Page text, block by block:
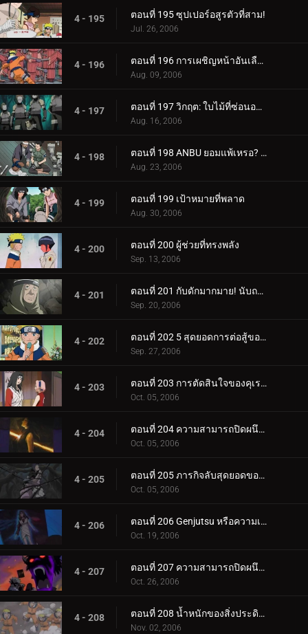
4 - 195 ตอนที่ 195 ซุปเปอร์อสูรตัวที่สาม!
Jul. 26, 2006
4 - 196 ตอนที่ 196 การเผชิญหน้าอันเลือดร้อน: นักเรียนกับอาจารย์
Aug. 09, 2006
4 - 197 ตอนที่ 197 วิกฤต: ใบไม้ที่ซ่อนอยู่ 11 รวมพล!
Aug. 16, 2006
4 - 198 ตอนที่ 198 ANBU ยอมแพ้เหรอ? ความทรงจำของนารูโตะ
Aug. 23, 2006
4 - 199 ตอนที่ 199 เป้าหมายที่พลาด
Aug. 30, 2006
4 - 200 ตอนที่ 200 ผู้ช่วยที่ทรงพลัง
Sep. 13, 2006
4 - 201 ตอนที่ 201 กับดักมากมาย! นับถอยหลังสู่การทำลายล้าง
Sep. 20, 2006
4 - 202 ตอนที่ 202 5 สุดยอดการต่อสู้ของนินจา!
Sep. 27, 2006
4 - 203 ตอนที่ 203 การตัดสินใจของคุเรไน: หน่วยที่ 8 ที่ถูกทิ้งไว้เบื้องหลัง
Oct. 05, 2006
4 - 204 ตอนที่ 204 ความสามารถปิดผนึกของยาคุโมะ
Oct. 05, 2006
4 - 205 ตอนที่ 205 ภารกิจลับสุดยอดของคุเรไน: คำสัญญากับโฮคาเงะรุ่นที่ 3
Oct. 05, 2006
4 - 206 ตอนที่ 206 Genjutsu หรือความเป็นจริง?
Oct. 19, 2006
4 - 207 ตอนที่ 207 ความสามารถปิดผนึกที่ควรจะเป็น
Oct. 26, 2006
4 - 208 ตอนที่ 208 น้ำหนักของสิ่งประดิษฐ์ล้ำค่า!
Nov. 02, 2006